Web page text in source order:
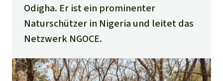
Odigha. Er ist ein prominenter
Naturschützer in Nigeria und leitet das
Netzwerk NGOCE.